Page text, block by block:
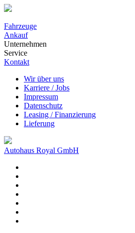
Fahrzeuge
Ankauf
Unternehmen
Service
Kontakt
Wir über uns
Karriere / Jobs
Impressum
Datenschutz
Leasing / Finanzierung
Lieferung
Autohaus Royal GmbH